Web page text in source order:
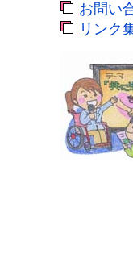
お問い
リンク